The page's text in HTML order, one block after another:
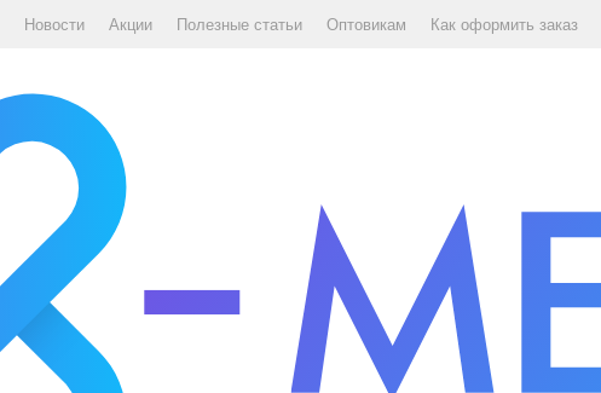
Новости Акции Полезные статьи Оптовикам Как оформить заказ